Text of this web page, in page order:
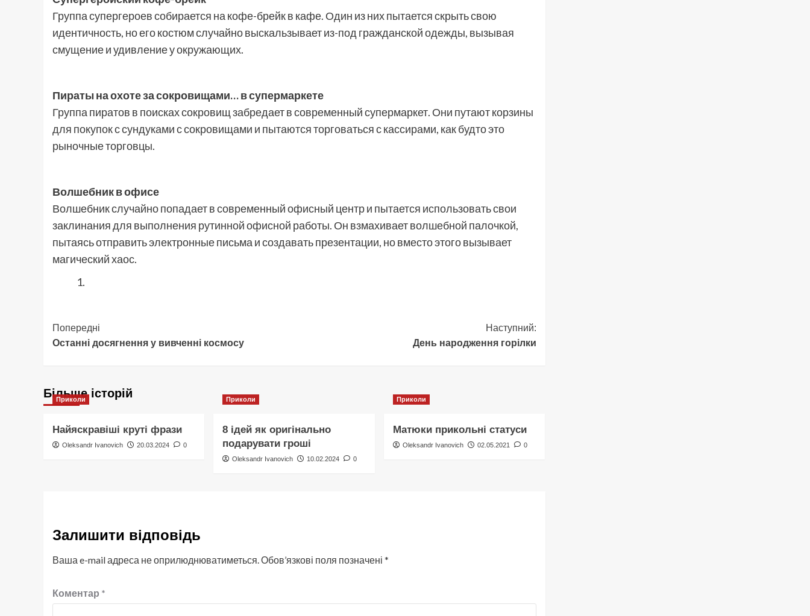
Группа супергероев собирается на кофе-брейк в кафе. Один из них пытается скрыть свою
идентичность, но его костюм случайно выскальзывает из-под гражданской одежды, вызывая
смущение и удивление у окружающих.
Пираты на охоте за сокровищами… в супермаркете
Группа пиратов в поисках сокровищ забредает в современный супермаркет. Они путают корзины
для покупок с сундуками с сокровищами и пытаются торговаться с кассирами, как будто это
рыночные торговцы.
Волшебник в офисе
Волшебник случайно попадает в современный офисный центр и пытается использовать свои
заклинания для выполнения рутинной офисной работы. Он взмахивает волшебной палочкой,
пытаясь отправить электронные письма и создавать презентации, но вместо этого вызывает
магический хаос.
Навігація
запису
Попередні
Останні досягнення у вивченні космосу
Наступний:
День народження горілки
Більше історій
Приколи
Найяскравіші круті фрази
Oleksandr Ivanovich 20.03.2024 0
Приколи
8 ідей як оригінально
подарувати гроші
Oleksandr Ivanovich 10.02.2024 0
Приколи
Матюки прикольні статуси
Oleksandr Ivanovich 02.05.2021 0
Залишити відповідь
Ваша e-mail адреса не оприлюднюватиметься. Обов’язкові поля позначені *
Коментар *